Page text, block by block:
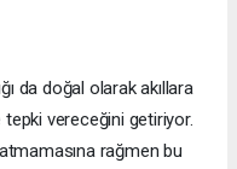
da doğal olarak akıllara
tepki vereceğini getiriyor.
rağmen bu